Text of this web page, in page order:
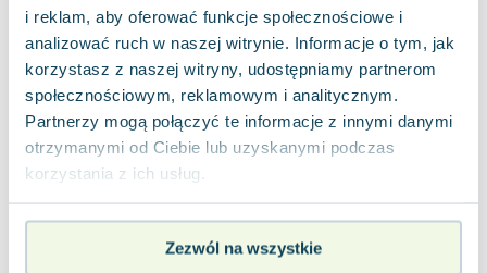
i reklam, aby oferować funkcje społecznościowe i
analizować ruch w naszej witrynie. Informacje o tym, jak
korzystasz z naszej witryny, udostępniamy partnerom
społecznościowym, reklamowym i analitycznym.
Partnerzy mogą połączyć te informacje z innymi danymi
otrzymanymi od Ciebie lub uzyskanymi podczas
korzystania z ich usług.
Zezwól na wszystkie
Aleksander Puszkin
Oscar Wilde
Małgorzata Ohme
Maddie Ziegler
Leszek Czarnecki
Joanna Racewicz
Maria Seweryn